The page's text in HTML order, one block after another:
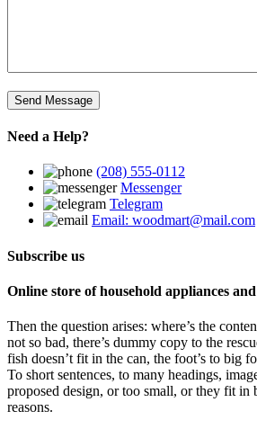
Need a Help?
(208) 555-0112
Messenger
Telegram
Email: woodmart@mail.com
Subscribe us
Online store of household appliances
Then the question arises: where’s the
not so bad, there’s dummy copy to the
fish doesn’t fit in the can, the foot’s to big
To short sentences, to many headings,
proposed design, or too small, or they fit
reasons.